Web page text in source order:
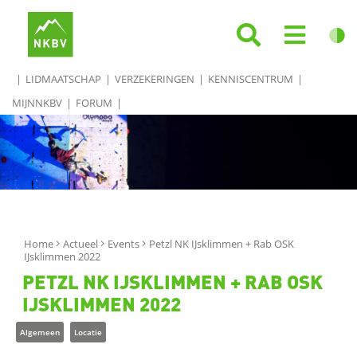
LIDMAATSCHAP VERZEKERINGEN
KENNISCENTRUM
MIJNNKBV
FORUM
Home Actueel Events
Petzl NK IJsklimmen + Rab OSK
IJsklimmen 2022
PETZL NK IJSKLIMMEN + RAB OSK
IJSKLIMMEN 2022
Algemeen Locatie